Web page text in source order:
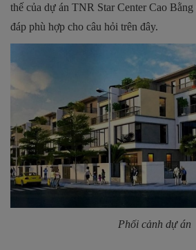
thế của dự án TNR Star Center Cao
đáp phù hợp cho câu hỏi trên đây.
Phối cảnh dự án